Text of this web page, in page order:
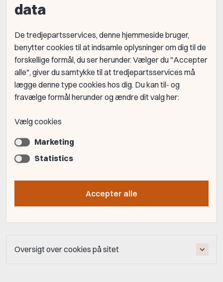
data
De tredjepartsservices, denne hjemmeside bruger,
benytter cookies til at indsamle oplysninger om dig til de
forskellige formål, du ser herunder. Vælger du "Accepter
alle", giver du samtykke til at tredjepartsservices må
lægge denne type cookies hos dig. Du kan til- og
fravælge formål herunder og ændre dit valg her:
Vælg cookies
Marketing
Statistics
Accepter alle
Oversigt over cookies på sitet